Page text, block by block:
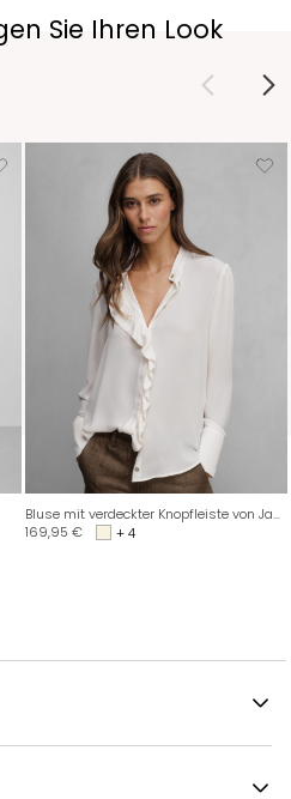
Sie Ihren Look
Bluse mit verdeckter Knopfleiste von Janice & Jo
169,95 € + 4